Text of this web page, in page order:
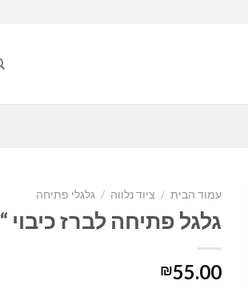
עמוד הבית / ציוד נלווה / גלגלי פתיחה
גלגל פתיחה לברז כיבוי “2
₪55.00